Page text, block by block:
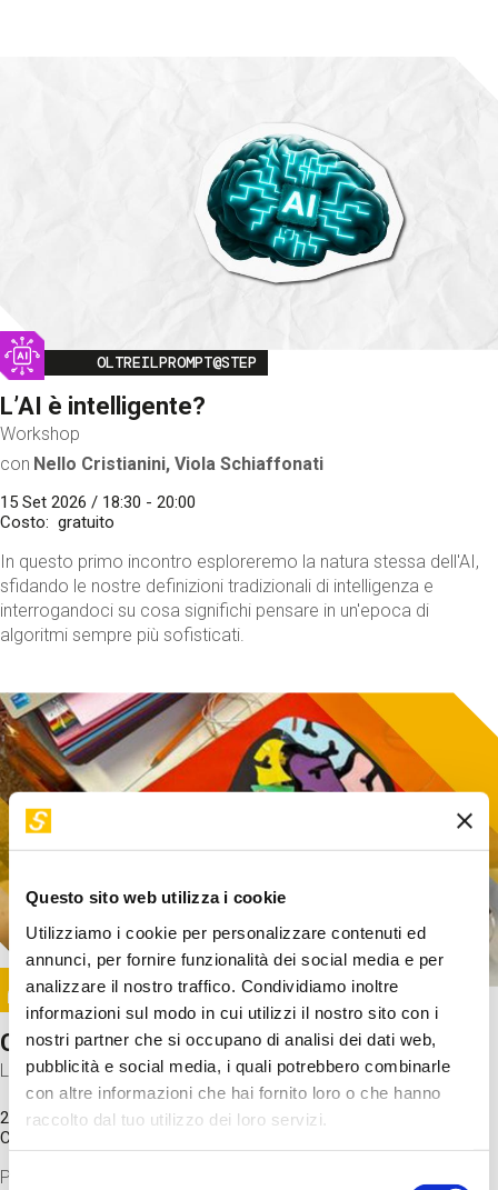
Questo sito web utilizza i cookie
Utilizziamo i cookie per personalizzare contenuti ed
annunci, per fornire funzionalità dei social media e per
analizzare il nostro traffico. Condividiamo inoltre
informazioni sul modo in cui utilizzi il nostro sito con i
nostri partner che si occupano di analisi dei dati web,
pubblicità e social media, i quali potrebbero combinarle
con altre informazioni che hai fornito loro o che hanno
raccolto dal tuo utilizzo dei loro servizi.
Selezione
Image
OLTREILPROMPT@STEP
L’AI è intelligente?
Workshop
con Nello Cristianini, Viola Schiaffonati
15 Set 2026 / 18:30 - 20:00
Costo
gratuito
In questo primo incontro esploreremo la natura stessa dell'AI,
sfidando le nostre definizioni tradizionali di intelligenza e
interrogandoci su cosa significhi pensare in un'epoca di
algoritmi sempre più sofisticati.
Image
SUNDAY@STEP
Come funziona il cervello?
Laboratorio
20 Set 2026 / 11:15 - 13:00
Costo
Proveremo a costruire un cervello in cartoncino cercando di